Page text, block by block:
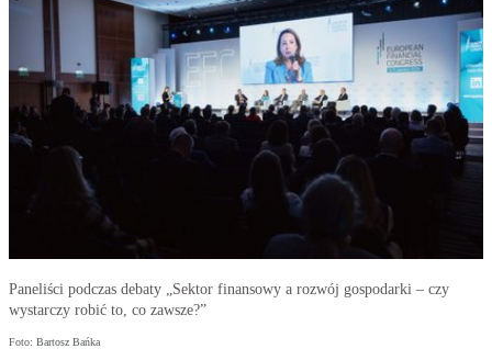
Paneliści podczas debaty „Sektor finansowy a rozwój gospodarki – czy
wystarczy robić to, co zawsze?”
Foto: Bartosz Bańka